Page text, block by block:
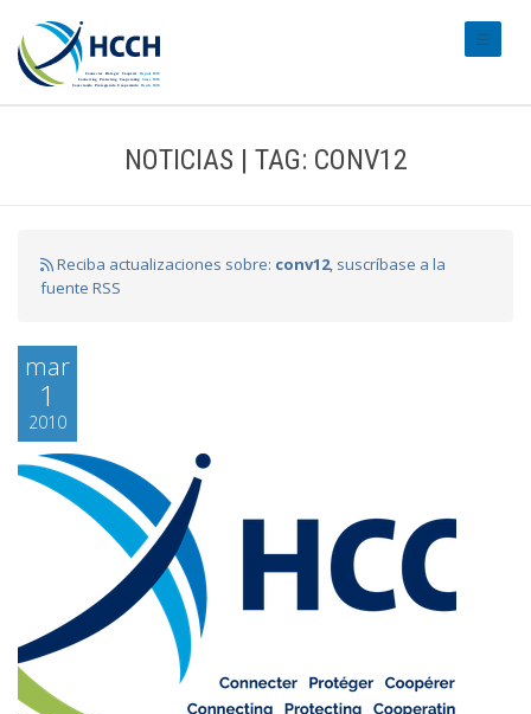
NOTICIAS | TAG: CONV12
Reciba actualizaciones sobre: conv12, suscríbase a la
fuente RSS
mar
1
2010